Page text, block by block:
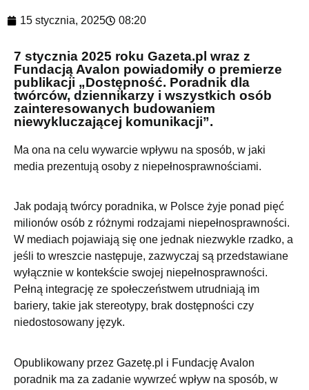
15 stycznia, 2025 08:20
7 stycznia 2025 roku Gazeta.pl wraz z
Fundacją Avalon powiadomiły o premierze
publikacji „Dostępność. Poradnik dla
twórców, dziennikarzy i wszystkich osób
zainteresowanych budowaniem
niewykluczającej komunikacji”.
Ma ona na celu wywarcie wpływu na sposób, w jaki
media prezentują osoby z niepełnosprawnościami.
Jak podają twórcy poradnika, w Polsce żyje ponad pięć
milionów osób z różnymi rodzajami niepełnosprawności.
W mediach pojawiają się one jednak niezwykle rzadko, a
jeśli to wreszcie następuje, zazwyczaj są przedstawiane
wyłącznie w kontekście swojej niepełnosprawności.
Pełną integrację ze społeczeństwem utrudniają im
bariery, takie jak stereotypy, brak dostępności czy
niedostosowany język.
Opublikowany przez Gazetę.pl i Fundację Avalon
poradnik ma za zadanie wywrzeć wpływ na sposób, w